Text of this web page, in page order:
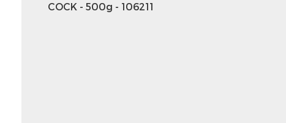
COCK - 500g - 106211